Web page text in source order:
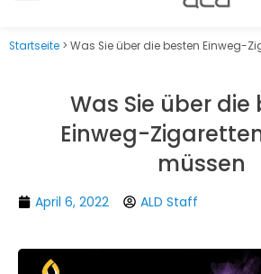
Startseite > Was Sie über die besten Einweg-
Was Sie über die
Einweg-
müssen
April 6, 2022 ALD Staff